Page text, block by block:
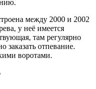
между 2000 и 2002
у неё имеется
там регулярно
заказать отпевание.
воротами.